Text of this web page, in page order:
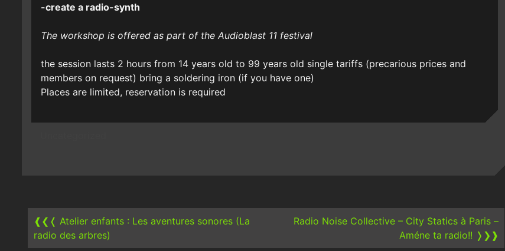
-create a radio-synth
The workshop is offered as part of the Audioblast 11 festival
the session lasts 2 hours from 14 years old to 99 years old single tariffs (precarious prices and
members on request) bring a soldering iron (if you have one)
Places are limited, reservation is required
navigation
❰❮❬ Atelier enfants : Les aventures sonores (La
radio des arbres)
Radio Noise Collective – City Statics à Paris –
Améne ta radio!! ❭❯❱